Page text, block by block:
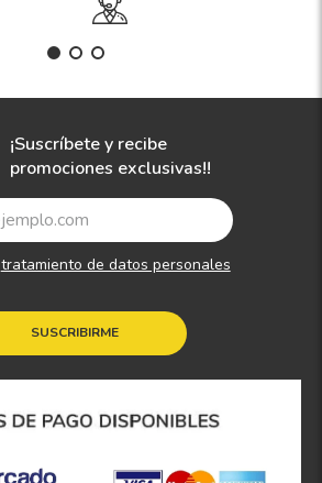
¡Suscríbete y recibe
promociones exclusivas!!
SUSCRIBIRME
tratamiento de datos personales